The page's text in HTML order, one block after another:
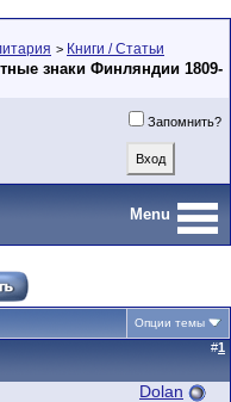
> Книги / Статьи
знаки Финляндии 1809-
Запомнить?
Menu
Опции темы
#1
Dolan